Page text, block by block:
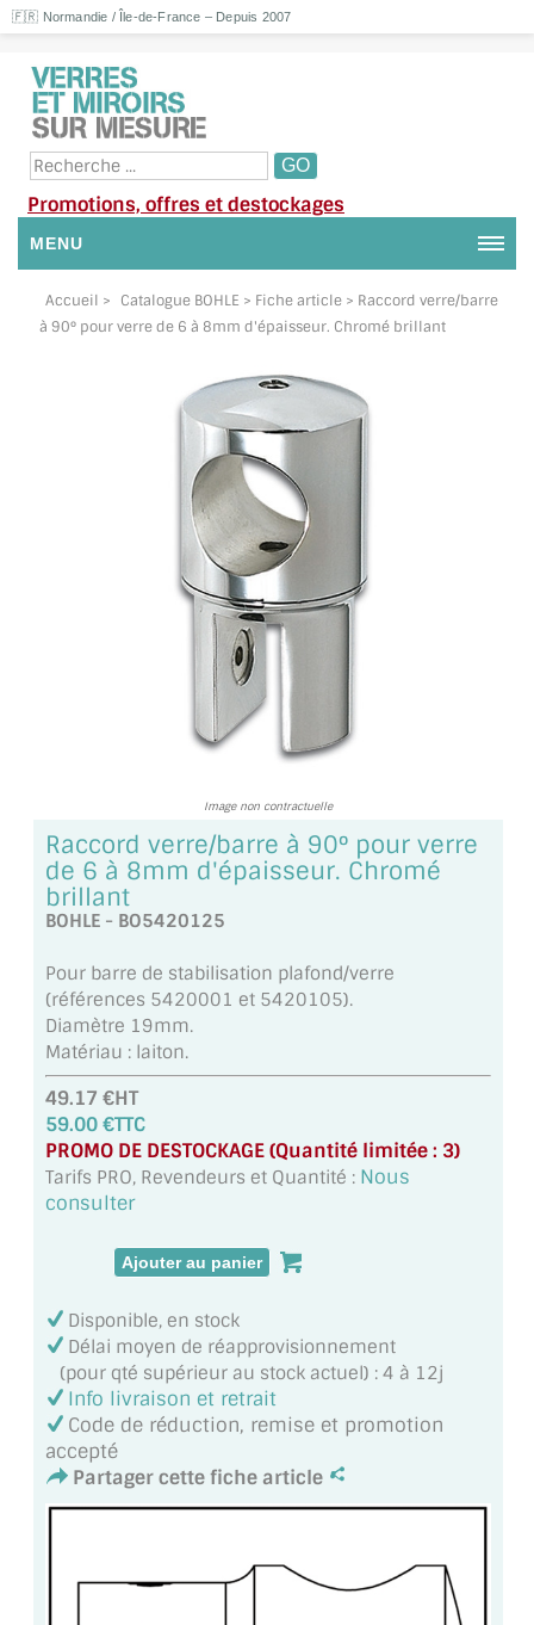
🇫🇷 Normandie / Île-de-France – Depuis 2007
Promotions, offres et destockages
MENU
NOUS CONTACTER
DEMANDE DE DEVIS
SUIVI DE COMMANDE
TOUS LES TARIFS AU M2
GUIDE : CHOIX PAR UTILISATION
INSPIRATIONS ET NOUVEAUTÉS
AMBIANCE LAITON BROSSÉ
MIROIR VIEILLI
MIROIR DÉCORATIF DE COULEUR
LOTS DE MIROIRS EN MOZAÏQUE
MIROIR POUR PORTE
MIROIR PAROI DE DOUCHE
MIROIR POUR SALLE DE SPORT
MIROIR TV
VERRE SUR MESURE
VERRE EXTRACLAIR
VERRE TREMPÉ (SÉCURIT)
Accueil > Catalogue BOHLE > Fiche article > Raccord verre/barre
à 90° pour verre de 6 à 8mm d'épaisseur. Chromé brillant
Image non contractuelle
Raccord verre/barre à 90° pour verre
de 6 à 8mm d'épaisseur. Chromé
brillant
BOHLE - BO5420125
Pour barre de stabilisation plafond/verre
(références 5420001 et 5420105).
Diamètre 19mm.
Matériau : laiton.
49.17 €HT
59.00 €TTC
PROMO DE DESTOCKAGE (Quantité limitée : 3)
Tarifs PRO, Revendeurs et Quantité : Nous
consulter
Disponible, en stock
Délai moyen de réapprovisionnement
(pour qté supérieur au stock actuel) : 4 à 12j
Info livraison et retrait
Code de réduction, remise et promotion
accepté
Partager cette fiche article